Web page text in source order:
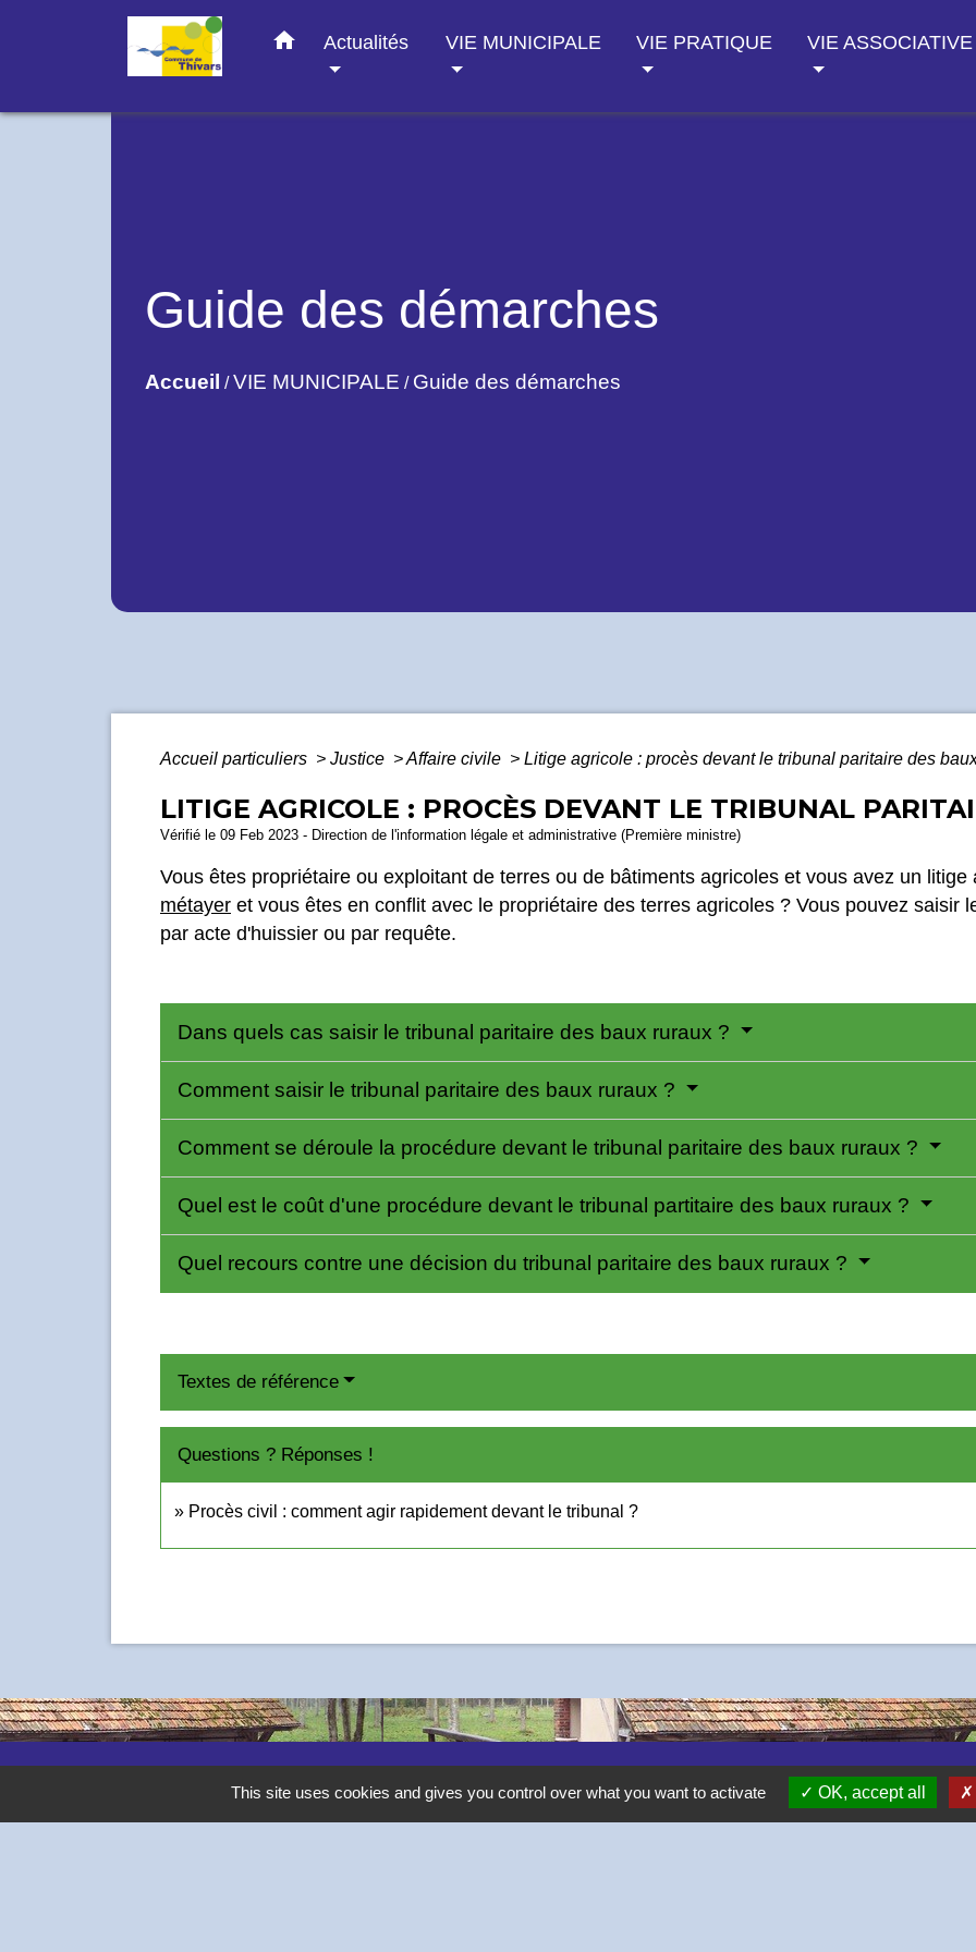
home Actualités VIE MUNICIPALE VIE PRATIQUE VIE ASSOCIATIVE
Guide des démarches
Accueil /VIE MUNICIPALE / Guide des démarches
Accueil particuliers > Justice >Affaire civile > Litige agricole : procès devant le tribunal paritaire des
LITIGE AGRICOLE : PROCÈS DEVANT LE TRIBUNAL
Vérifié le 09 Feb 2023 - Direction de l'information légale et administrative (Première ministre)
Vous êtes propriétaire ou exploitant de terres ou de bâtiments agricoles et vous avez un
métayer et vous êtes en conflit avec le propriétaire des terres agricoles ? Vous pouvez saisir
par acte d'huissier ou par requête.
Dans quels cas saisir le tribunal paritaire des baux ruraux ?
Comment saisir le tribunal paritaire des baux ruraux ?
Comment se déroule la procédure devant le tribunal paritaire des baux ruraux ?
Quel est le coût d'une procédure devant le tribunal partitaire des baux ruraux ?
Quel recours contre une décision du tribunal paritaire des baux ruraux ?
Textes de référence
Questions ? Réponses !
Procès civil : comment agir rapidement devant le tribunal ?
ContactsThis site uses cookies and gives you control over what you want to activate OK, accept all